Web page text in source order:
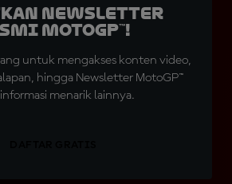
Newsletter
MotoGP™!
untuk mengakses konten video,
hingga Newsletter MotoGP™
menarik lainnya.